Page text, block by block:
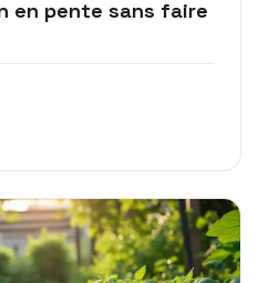
en pente sans faire